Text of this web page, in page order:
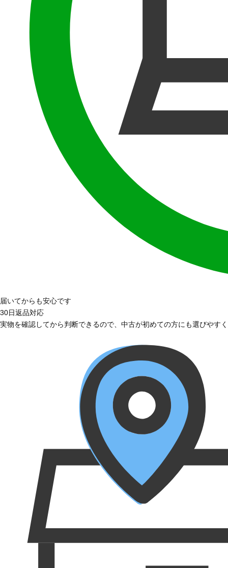
届いてからも安心です
30日返品対応
実物を確認してから判断できるので、中古が初めての方にも選びやす